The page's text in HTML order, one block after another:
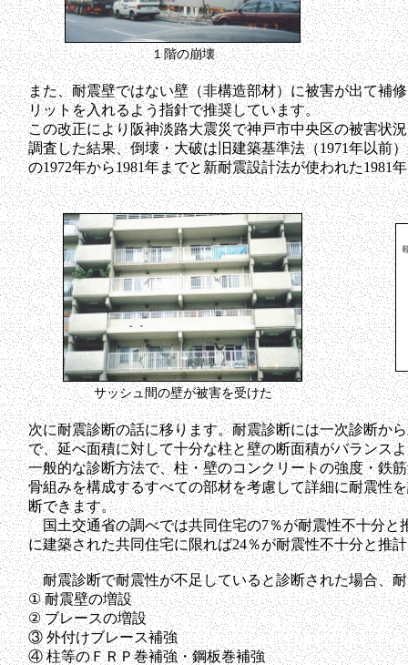
１階の崩壊
また、耐震壁ではない壁（非構造部材）に被害が出て補
リットを入れるよう指針で推奨しています。
この改正により阪神淡路大震災で神戸市中央区の被害状
調査した結果、倒壊・大破は旧建築基準法（1971年以前
の1972年から1981年までと新耐震設計法が使われた1981
サッシュ間の壁が被害を受けた
次に耐震診断の話に移ります。耐震診断には一次診断か
で、延べ面積に対して十分な柱と壁の断面積がバランス
一般的な診断方法で、柱・壁のコンクリートの強度・鉄
骨組みを構成するすべての部材を考慮して詳細に耐震性
断できます。
国土交通省の調べでは共同住宅の7％が耐震性不十分と
に建築された共同住宅に限れば24％が耐震性不十分と推
耐震診断で耐震性が不足していると診断された場合、
① 耐震壁の増設
② ブレースの増設
③ 外付けブレース補強
④ 柱等のＦＲＰ巻補強・鋼板巻補強